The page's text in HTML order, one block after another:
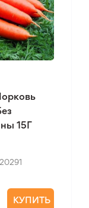
15Г
20291
КУПИТЬ